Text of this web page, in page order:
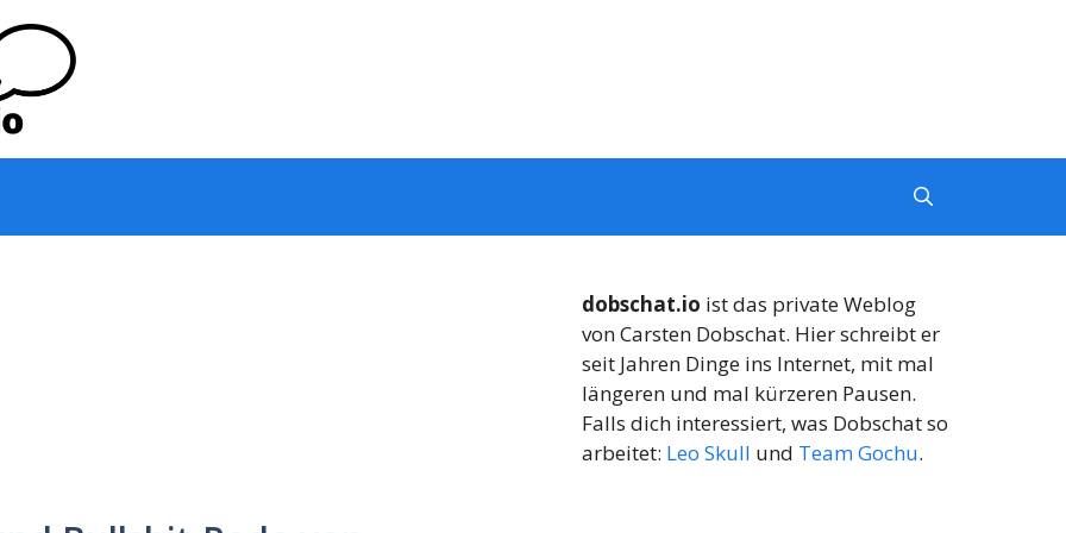
dobschat.io ist das private Weblog
von Carsten Dobschat. Hier schreibt er
seit Jahren Dinge ins Internet, mit mal
längeren und mal kürzeren Pausen.
Falls dich interessiert, was Dobschat so
arbeitet: Leo Skull und Team Gochu.